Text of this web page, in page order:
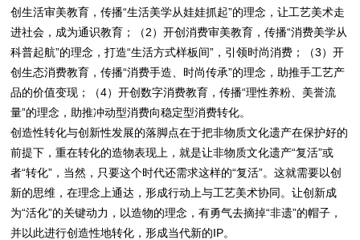
创生活审美教育，传播“生活美学从娃娃抓起”的理念，让工艺美术走
进社会，成为通识教育；（2）开创消费审美教育，传播“消费美学从
科普起航”的理念，打造“生活方式样板间”，引领时尚消费；（3）开
创生态消费教育，传播“消费手造、时尚传承”的理念，助推手工艺产
品的价值变现；（4）开创数字消费教育，传播“理性养粉、美誉流
量”的理念，助推冲动型消费向稳定型消费转化。
创造性转化与创新性发展的落脚点在于把非物质文化遗产在保护好的
前提下，重在转化的造物表现上，就是让非物质文化遗产“复活”或
者“转化”，当然，只要这个时代还需求这样的“复活”。这就需要以创
新的思维，在理念上通达，形成行动上与工艺美术协同。让创新成
为“活化”的关键动力，以造物的理念，有勇气去摘掉“非遗”的帽子，
并以此进行创造性地转化，形成当代新的IP。